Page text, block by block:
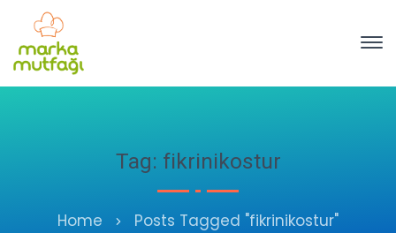
Tag: fikrinikostur
Home Posts Tagged "fikrinikostur"